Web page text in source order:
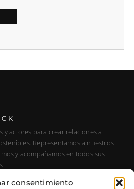
consentimiento
y actores para crear relaciones a
Representamos a nuestros
y acompañamos en todos sus